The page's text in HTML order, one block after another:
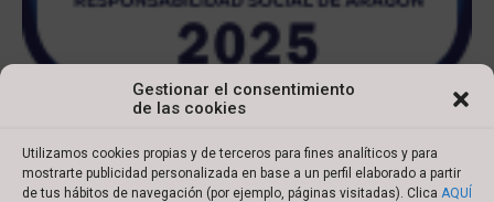
Gestionar el consentimiento
de las cookies
Utilizamos cookies propias y de terceros para fines analíticos y para
mostrarte publicidad personalizada en base a un perfil elaborado a partir
de tus hábitos de navegación (por ejemplo, páginas visitadas). Clica AQUÍ